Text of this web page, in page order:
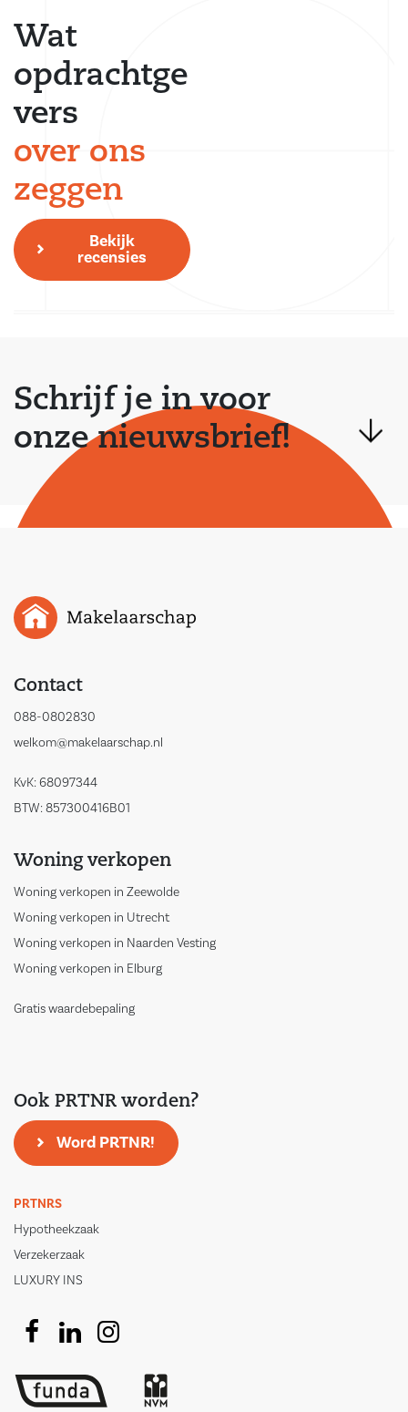
Schrijf je in voor
onze nieuwsbrief!
Wat
opdrachtge
vers
over ons
zeggen
Bekijk
recensies
Contact
088-0802830
welkom@makelaarschap.nl
KvK: 68097344
BTW: 857300416B01
Woning verkopen
Woning verkopen in Zeewolde
Woning verkopen in Utrecht
Woning verkopen in Naarden Vesting
Woning verkopen in Elburg
Gratis waardebepaling
Ook PRTNR worden?
Word PRTNR!
PRTNRS
Hypotheekzaak
Verzekerzaak
LUXURY INS